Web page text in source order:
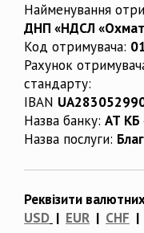
Найменування
ДНП «НДСЛ
Код отримувача:
Рахунок
стандарту:
IBAN
Назва банку: АТ КБ
Назва послуги:
Реквізити
USD | EUR | CHF |